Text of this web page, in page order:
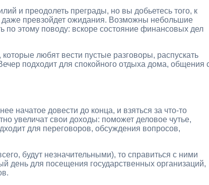
и преодолеть преграды, но вы добьетесь того, к
даже превзойдет ожидания. Возможны небольшие
этому поводу: вскоре состояние финансовых дел
любят вести пустые разговоры, распускать
подходит для спокойного отдыха дома, общения
начатое довести до конца, и взяться за что-то
увеличат свои доходы: поможет деловое чутье,
для переговоров, обсуждения вопросов,
будут незначительными), то справиться с ними
день для посещения государственных организаций,